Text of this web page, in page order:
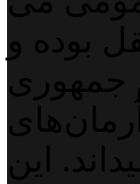
بوده و
جمهوری
این